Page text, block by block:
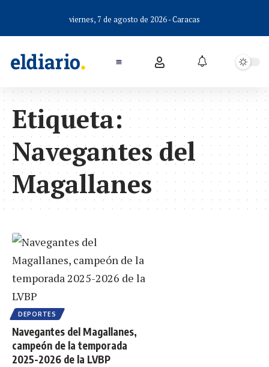
viernes, 7 de agosto de 2026 - Caracas
Etiqueta:
Navegantes del
Magallanes
DEPORTES
Navegantes del Magallanes,
campeón de la temporada
2025-2026 de la LVBP